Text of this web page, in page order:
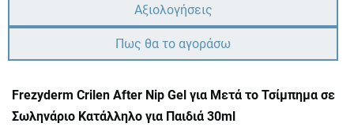
Αξιολογήσεις
Πως θα το αγοράσω
Frezyderm Crilen After Nip Gel για Μετά το Τσίμπημα σε
Σωληνάριο Κατάλληλο για Παιδιά 30ml